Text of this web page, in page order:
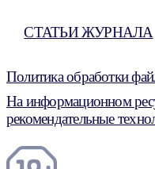
СТАТЬИ ЖУРНАЛА
Политика обработки
На информационном
рекомендательные